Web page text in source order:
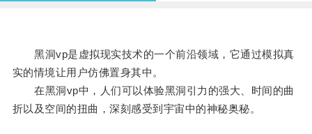
黑洞vp是虚拟现实技术的一个前沿领域，它通过模拟真
实的情境让用户仿佛置身其中。
在黑洞vp中，人们可以体验黑洞引力的强大、时间的曲
折以及空间的扭曲，深刻感受到宇宙中的神秘奥秘。